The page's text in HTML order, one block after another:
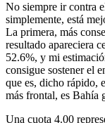
No siempre ir contra
simplemente, está
La primera, más
resultado apareciera
52.6%, y mi
consigue sostener el
que es, dicho rápido,
más frontal, es Bahía
Una cuota 4.00